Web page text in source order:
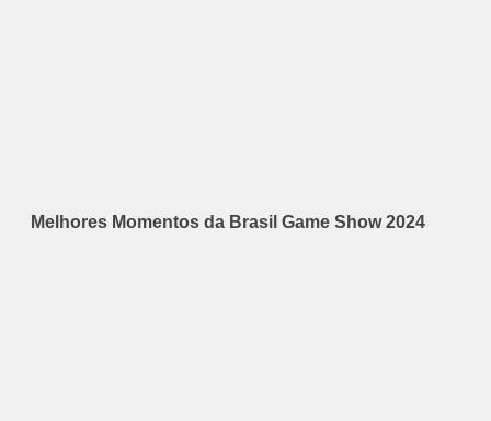
Melhores Momentos da Brasil Game Show 2024